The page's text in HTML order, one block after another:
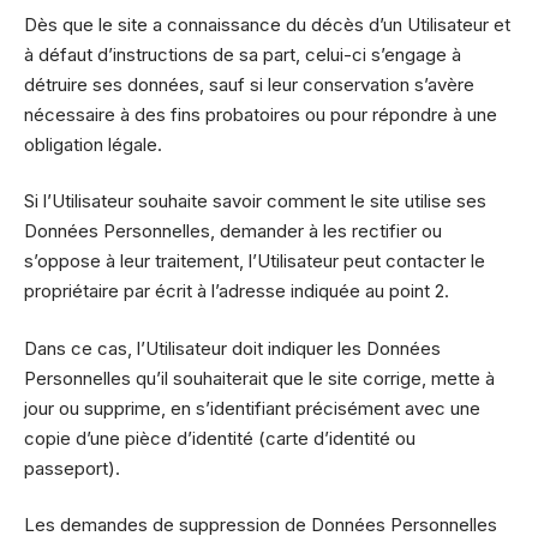
Dès que le site a connaissance du décès d’un Utilisateur et
à défaut d’instructions de sa part, celui-ci s’engage à
détruire ses données, sauf si leur conservation s’avère
nécessaire à des fins probatoires ou pour répondre à une
obligation légale.
Si l’Utilisateur souhaite savoir comment le site utilise ses
Données Personnelles, demander à les rectifier ou
s’oppose à leur traitement, l’Utilisateur peut contacter le
propriétaire par écrit à l’adresse indiquée au point 2.
Dans ce cas, l’Utilisateur doit indiquer les Données
Personnelles qu’il souhaiterait que le site corrige, mette à
jour ou supprime, en s’identifiant précisément avec une
copie d’une pièce d’identité (carte d’identité ou
passeport).
Les demandes de suppression de Données Personnelles